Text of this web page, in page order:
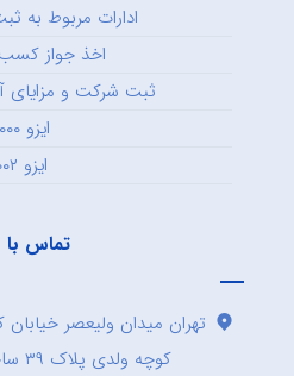
ادارات مربوط به
اخذ جواز
ثبت شرکت و مزایای
ایزو ۲۲۰۰۰
ایزو ۱۰۰۰۲
تماس با
تهران میدان ولیعصر خیابان
کوچه ولدی پلاک ۳۹ ساختمان کریم خان